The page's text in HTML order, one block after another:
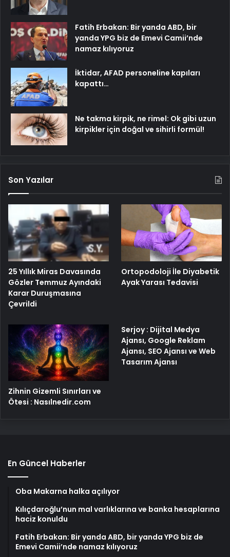
Fatih Erbakan: Bir yanda ABD, bir
yanda YPG biz de Emevi Camii’nde
namaz kılıyoruz
İktidar, AFAD personeline kapıları
kapattı…
Ne takma kirpik, ne rimel: Ok gibi uzun
kirpikler için doğal ve sihirli formül!
Son Yazılar
25 Yıllık Miras Davasında
Gözler Temmuz Ayındaki
Karar Duruşmasına
Çevrildi
Ortopodoloji İle Diyabetik
Ayak Yarası Tedavisi
Zihnin Gizemli Sınırları ve
Ötesi : Nasılnedir.com
Serjoy : Dijital Medya
Ajansı, Google Reklam
Ajansı, SEO Ajansı ve Web
Tasarım Ajansı
En Güncel Haberler
Oba Makarna halka açılıyor
Kılıçdaroğlu’nun mal varlıklarına ve banka hesaplarına
haciz konuldu
Fatih Erbakan: Bir yanda ABD, bir yanda YPG biz de
Emevi Camii’nde namaz kılıyoruz